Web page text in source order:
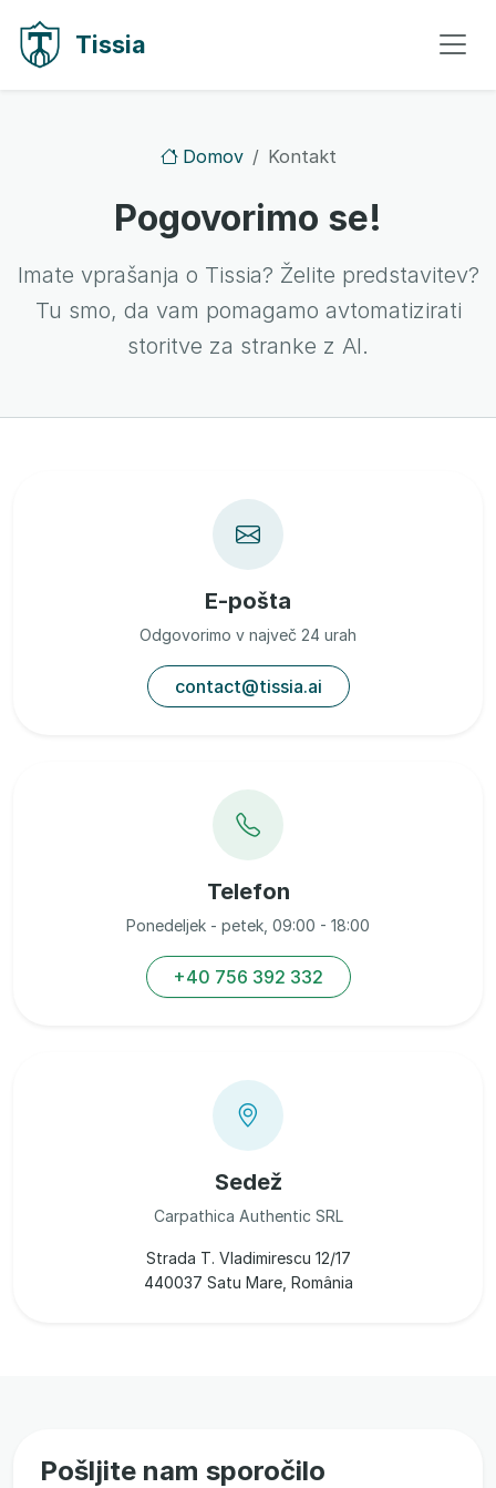
Tissia
Domov Kontakt
Pogovorimo se!
Imate vprašanja o Tissia? Želite predstavitev?
Tu smo, da vam pomagamo avtomatizirati
storitve za stranke z AI.
E-pošta
Odgovorimo v največ 24 urah
contact@tissia.ai
Telefon
Ponedeljek - petek, 09:00 - 18:00
+40 756 392 332
Sedež
Carpathica Authentic SRL
Strada T. Vladimirescu 12/17
440037 Satu Mare, România
Pošljite nam sporočilo